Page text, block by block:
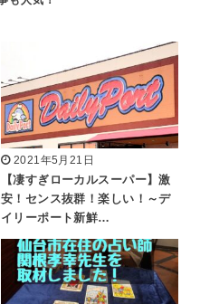
2021年5月21日
【凄すぎローカルスーパー】激
安！センス抜群！楽しい！～デ
イリーポート新鮮…